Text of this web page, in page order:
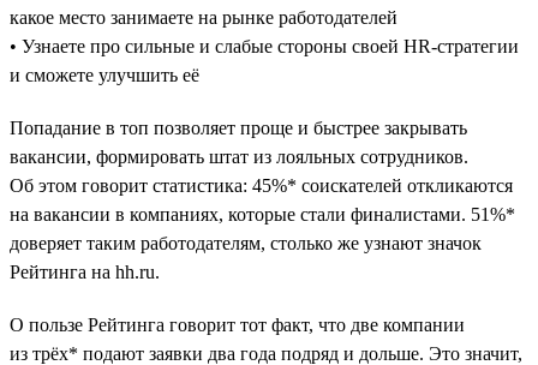
какое место занимаете на рынке работодателей
• Узнаете про сильные и слабые стороны своей HR-стратегии
и сможете улучшить её
Попадание в топ позволяет проще и быстрее закрывать
вакансии, формировать штат из лояльных сотрудников.
Об этом говорит статистика: 45%* соискателей откликаются
на вакансии в компаниях, которые стали финалистами. 51%*
доверяет таким работодателям, столько же узнают значок
Рейтинга на hh.ru.
О пользе Рейтинга говорит тот факт, что две компании
из трёх* подают заявки два года подряд и дольше. Это значит,